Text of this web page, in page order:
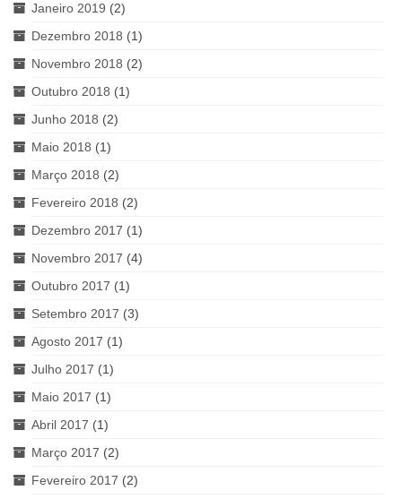
Janeiro 2019 (2)
Dezembro 2018 (1)
Novembro 2018 (2)
Outubro 2018 (1)
Junho 2018 (2)
Maio 2018 (1)
Março 2018 (2)
Fevereiro 2018 (2)
Dezembro 2017 (1)
Novembro 2017 (4)
Outubro 2017 (1)
Setembro 2017 (3)
Agosto 2017 (1)
Julho 2017 (1)
Maio 2017 (1)
Abril 2017 (1)
Março 2017 (2)
Fevereiro 2017 (2)